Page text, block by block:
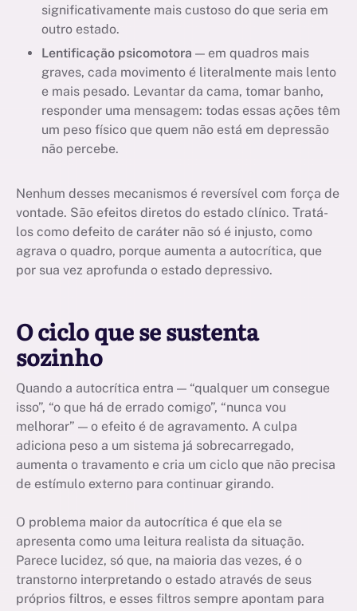
significativamente mais custoso do que seria em
outro estado.
Lentificação psicomotora — em quadros mais
graves, cada movimento é literalmente mais lento
e mais pesado. Levantar da cama, tomar banho,
responder uma mensagem: todas essas ações têm
um peso físico que quem não está em depressão
não percebe.
Nenhum desses mecanismos é reversível com força de
vontade. São efeitos diretos do estado clínico. Tratá-
los como defeito de caráter não só é injusto, como
agrava o quadro, porque aumenta a autocrítica, que
por sua vez aprofunda o estado depressivo.
O ciclo que se sustenta
sozinho
Quando a autocrítica entra — “qualquer um consegue
isso”, “o que há de errado comigo”, “nunca vou
melhorar” — o efeito é de agravamento. A culpa
adiciona peso a um sistema já sobrecarregado,
aumenta o travamento e cria um ciclo que não precisa
de estímulo externo para continuar girando.
O problema maior da autocrítica é que ela se
apresenta como uma leitura realista da situação.
Parece lucidez, só que, na maioria das vezes, é o
transtorno interpretando o estado através de seus
próprios filtros, e esses filtros sempre apontam para